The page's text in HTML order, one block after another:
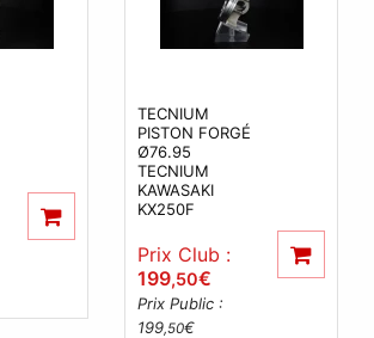
TECNIUM
PISTON FORGÉ
Ø76.95
TECNIUM
KAWASAKI
KX250F
Prix Club :
199,50€
Prix Public :
199,50€